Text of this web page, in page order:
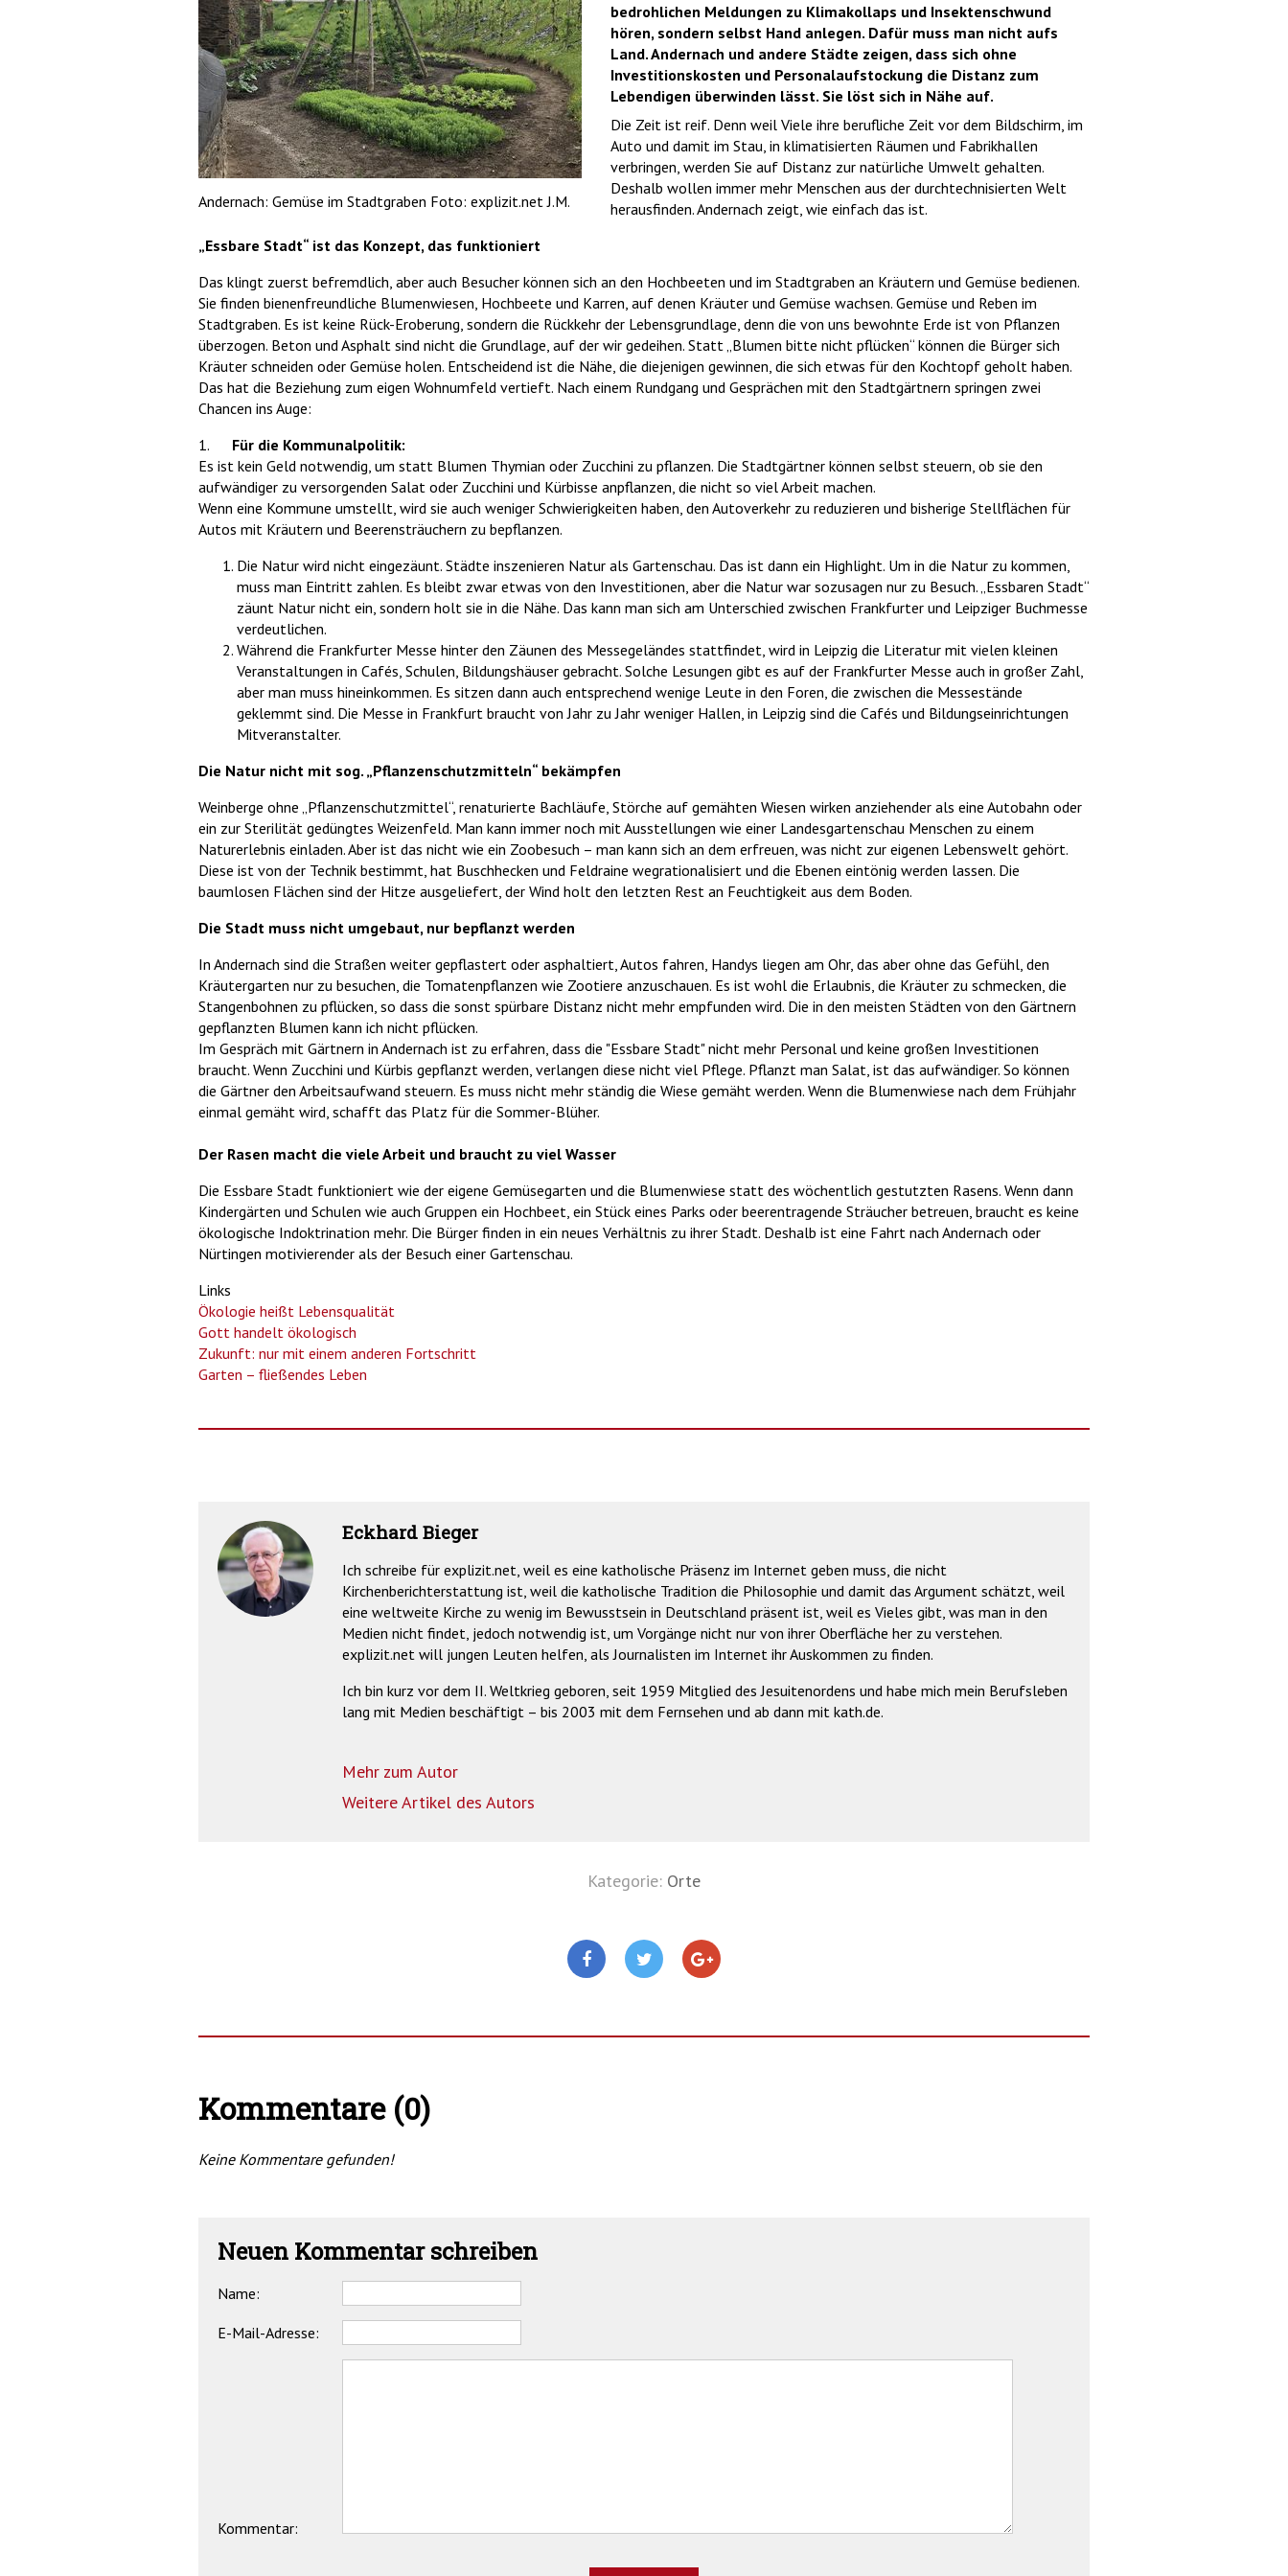
Andernach: Gemüse im Stadtgraben Foto: explizit.net J.M.
bedrohlichen Meldungen zu Klimakollaps und Insektenschwund
hören, sondern selbst Hand anlegen. Dafür muss man nicht aufs
Land. Andernach und andere Städte zeigen, dass sich ohne
Investitionskosten und Personalaufstockung die Distanz zum
Lebendigen überwinden lässt. Sie löst sich in Nähe auf.
Die Zeit ist reif. Denn weil Viele ihre berufliche Zeit vor dem Bildschirm, im
Auto und damit im Stau, in klimatisierten Räumen und Fabrikhallen
verbringen, werden Sie auf Distanz zur natürliche Umwelt gehalten.
Deshalb wollen immer mehr Menschen aus der durchtechnisierten Welt
herausfinden. Andernach zeigt, wie einfach das ist.
„Essbare Stadt“ ist das Konzept, das funktioniert
Das klingt zuerst befremdlich, aber auch Besucher können sich an den Hochbeeten und im Stadtgraben an Kräutern und Gemüse bedienen.
Sie finden bienenfreundliche Blumenwiesen, Hochbeete und Karren, auf denen Kräuter und Gemüse wachsen. Gemüse und Reben im
Stadtgraben. Es ist keine Rück-Eroberung, sondern die Rückkehr der Lebensgrundlage, denn die von uns bewohnte Erde ist von Pflanzen
überzogen. Beton und Asphalt sind nicht die Grundlage, auf der wir gedeihen. Statt „Blumen bitte nicht pflücken“ können die Bürger sich
Kräuter schneiden oder Gemüse holen. Entscheidend ist die Nähe, die diejenigen gewinnen, die sich etwas für den Kochtopf geholt haben.
Das hat die Beziehung zum eigen Wohnumfeld vertieft. Nach einem Rundgang und Gesprächen mit den Stadtgärtnern springen zwei
Chancen ins Auge:
1. Für die Kommunalpolitik:
Es ist kein Geld notwendig, um statt Blumen Thymian oder Zucchini zu pflanzen. Die Stadtgärtner können selbst steuern, ob sie den
aufwändiger zu versorgenden Salat oder Zucchini und Kürbisse anpflanzen, die nicht so viel Arbeit machen.
Wenn eine Kommune umstellt, wird sie auch weniger Schwierigkeiten haben, den Autoverkehr zu reduzieren und bisherige Stellflächen für
Autos mit Kräutern und Beerensträuchern zu bepflanzen.
Die Natur wird nicht eingezäunt. Städte inszenieren Natur als Gartenschau. Das ist dann ein Highlight. Um in die Natur zu kommen,
muss man Eintritt zahlen. Es bleibt zwar etwas von den Investitionen, aber die Natur war sozusagen nur zu Besuch. „Essbaren Stadt“
zäunt Natur nicht ein, sondern holt sie in die Nähe. Das kann man sich am Unterschied zwischen Frankfurter und Leipziger Buchmesse
verdeutlichen.
Während die Frankfurter Messe hinter den Zäunen des Messegeländes stattfindet, wird in Leipzig die Literatur mit vielen kleinen
Veranstaltungen in Cafés, Schulen, Bildungshäuser gebracht. Solche Lesungen gibt es auf der Frankfurter Messe auch in großer Zahl,
aber man muss hineinkommen. Es sitzen dann auch entsprechend wenige Leute in den Foren, die zwischen die Messestände
geklemmt sind. Die Messe in Frankfurt braucht von Jahr zu Jahr weniger Hallen, in Leipzig sind die Cafés und Bildungseinrichtungen
Mitveranstalter.
Die Natur nicht mit sog. „Pflanzenschutzmitteln“ bekämpfen
Weinberge ohne „Pflanzenschutzmittel“, renaturierte Bachläufe, Störche auf gemähten Wiesen wirken anziehender als eine Autobahn oder
ein zur Sterilität gedüngtes Weizenfeld. Man kann immer noch mit Ausstellungen wie einer Landesgartenschau Menschen zu einem
Naturerlebnis einladen. Aber ist das nicht wie ein Zoobesuch – man kann sich an dem erfreuen, was nicht zur eigenen Lebenswelt gehört.
Diese ist von der Technik bestimmt, hat Buschhecken und Feldraine wegrationalisiert und die Ebenen eintönig werden lassen. Die
baumlosen Flächen sind der Hitze ausgeliefert, der Wind holt den letzten Rest an Feuchtigkeit aus dem Boden.
Die Stadt muss nicht umgebaut, nur bepflanzt werden
In Andernach sind die Straßen weiter gepflastert oder asphaltiert, Autos fahren, Handys liegen am Ohr, das aber ohne das Gefühl, den
Kräutergarten nur zu besuchen, die Tomatenpflanzen wie Zootiere anzuschauen. Es ist wohl die Erlaubnis, die Kräuter zu schmecken, die
Stangenbohnen zu pflücken, so dass die sonst spürbare Distanz nicht mehr empfunden wird. Die in den meisten Städten von den Gärtnern
gepflanzten Blumen kann ich nicht pflücken.
Im Gespräch mit Gärtnern in Andernach ist zu erfahren, dass die "Essbare Stadt" nicht mehr Personal und keine großen Investitionen
braucht. Wenn Zucchini und Kürbis gepflanzt werden, verlangen diese nicht viel Pflege. Pflanzt man Salat, ist das aufwändiger. So können
die Gärtner den Arbeitsaufwand steuern. Es muss nicht mehr ständig die Wiese gemäht werden. Wenn die Blumenwiese nach dem Frühjahr
einmal gemäht wird, schafft das Platz für die Sommer-Blüher.
Der Rasen macht die viele Arbeit und braucht zu viel Wasser
Die Essbare Stadt funktioniert wie der eigene Gemüsegarten und die Blumenwiese statt des wöchentlich gestutzten Rasens. Wenn dann
Kindergärten und Schulen wie auch Gruppen ein Hochbeet, ein Stück eines Parks oder beerentragende Sträucher betreuen, braucht es keine
ökologische Indoktrination mehr. Die Bürger finden in ein neues Verhältnis zu ihrer Stadt. Deshalb ist eine Fahrt nach Andernach oder
Nürtingen motivierender als der Besuch einer Gartenschau.
Links
Ökologie heißt Lebensqualität
Gott handelt ökologisch
Zukunft: nur mit einem anderen Fortschritt
Garten – fließendes Leben
Eckhard Bieger
Ich schreibe für explizit.net, weil es eine katholische Präsenz im Internet geben muss, die nicht
Kirchenberichterstattung ist, weil die katholische Tradition die Philosophie und damit das Argument schätzt, weil
eine weltweite Kirche zu wenig im Bewusstsein in Deutschland präsent ist, weil es Vieles gibt, was man in den
Medien nicht findet, jedoch notwendig ist, um Vorgänge nicht nur von ihrer Oberfläche her zu verstehen.
explizit.net will jungen Leuten helfen, als Journalisten im Internet ihr Auskommen zu finden.
Ich bin kurz vor dem II. Weltkrieg geboren, seit 1959 Mitglied des Jesuitenordens und habe mich mein Berufsleben
lang mit Medien beschäftigt – bis 2003 mit dem Fernsehen und ab dann mit kath.de.
Mehr zum Autor
Weitere Artikel des Autors
Kategorie: Orte
Kommentare (0)
Keine Kommentare gefunden!
Neuen Kommentar schreiben
Name:
E-Mail-Adresse:
Kommentar: